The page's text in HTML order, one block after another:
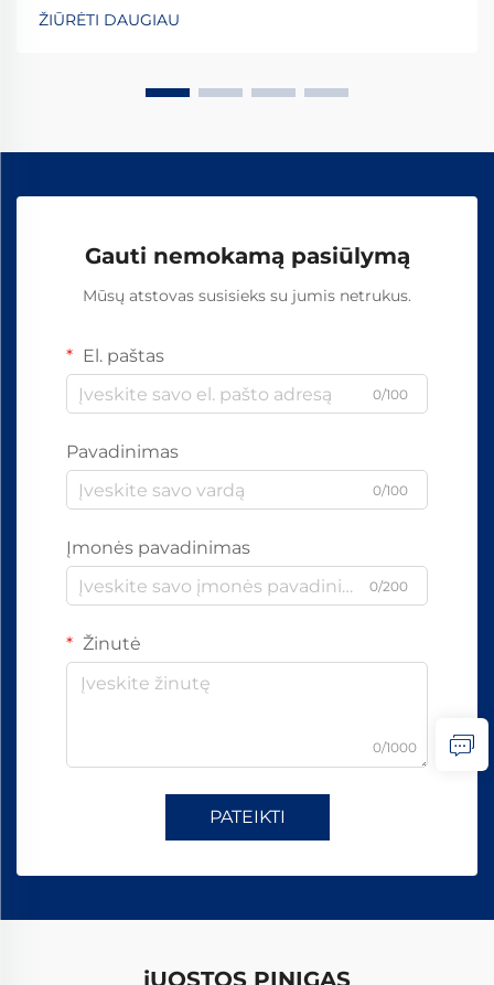
atstumų. Tarp svarbiausių komponentų, užtikrinančių
bėgių stabilumą ir saugą, riedėjimo bėgių vinčių
ŽIŪRĖTI DAUGIAU
Gauti nemokamą pasiūlymą
Mūsų atstovas susisieks su jumis netrukus.
El. paštas
0/100
Pavadinimas
0/100
Įmonės pavadinimas
0/200
Žinutė
0/1000
PATEIKTI
jUOSTOS PINIGAS